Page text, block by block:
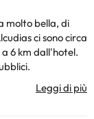
molto bella, di
ci sono circa
6 km dall'hotel.
S'Albufera. Ci
Ristoranti,